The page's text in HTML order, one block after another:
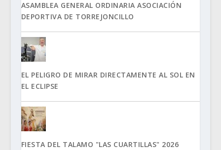
ASAMBLEA GENERAL ORDINARIA ASOCIACIÓN
DEPORTIVA DE TORREJONCILLO
EL PELIGRO DE MIRAR DIRECTAMENTE AL SOL EN
EL ECLIPSE
FIESTA DEL TALAMO "LAS CUARTILLAS" 2026